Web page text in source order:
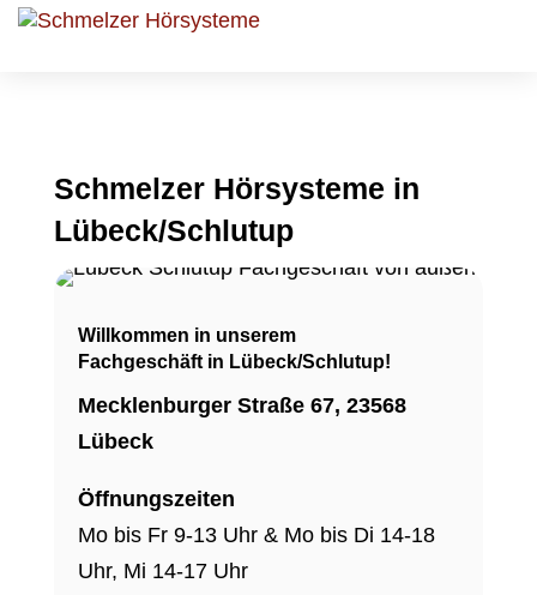
Schmelzer Hörsysteme in
Lübeck/Schlutup
Willkommen in unserem
Fachgeschäft in Lübeck/Schlutup!
Mecklenburger Straße 67, 23568
Lübeck
Öffnungszeiten
Mo bis Fr 9-13 Uhr & Mo bis Di 14-18
Uhr, Mi 14-17 Uhr